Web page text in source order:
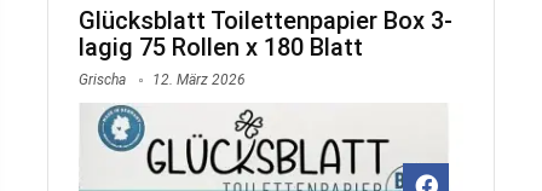
Glücksblatt Toilettenpapier Box 3-
lagig 75 Rollen x 180 Blatt
Grischa 12. März 2026